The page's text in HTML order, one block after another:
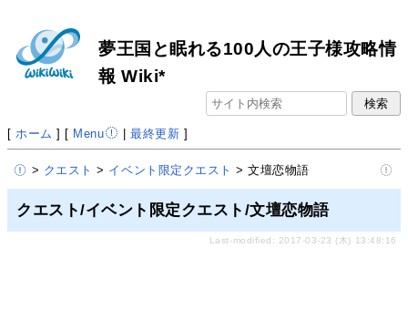
夢王国と眠れる100人の王子様攻略情
報 Wiki*
[ ホーム ] [ Menu |最終更新 ]
> クエスト > イベント限定クエスト > 文壇恋物語
クエスト/イベント限定クエスト/文壇恋物語
Last-modified: 2017-03-23 (木) 13:48:16